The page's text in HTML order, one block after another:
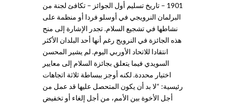
1901 – تاريخ تسليم أول الجوائز – تكافئ لجنة من
البرلمان النرويجي في أوسلو فردا أو منظمة على
نشاطها في تشجيع السلام. تجدر الإشارة إلى منح
هذه الجائزة في النرويج رغم أنها أحد البلدان الأكثر
انتقادا للاتحاد الأوربي اليوم. لم يشير المحسن
السويدي فيما يتعلق بجائزة السلام إلى معايير
اختيار محددة. لكنه أوجز ببساطة ثلاثة اتجاهات
رئيسية: “لا بد أن يكون المتحصل عليها قد عمل من
أجل الأخوة بين الأمم، من أجل إلغاء أو تخفيض